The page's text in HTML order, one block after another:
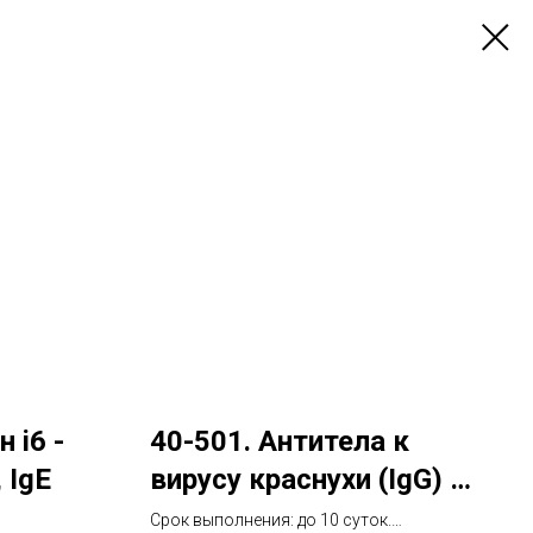
i6 -
IgE
40-501. Антитела к
вирусу краснухи (IgG) с
определением
Срок выполнения: до 10 суток.